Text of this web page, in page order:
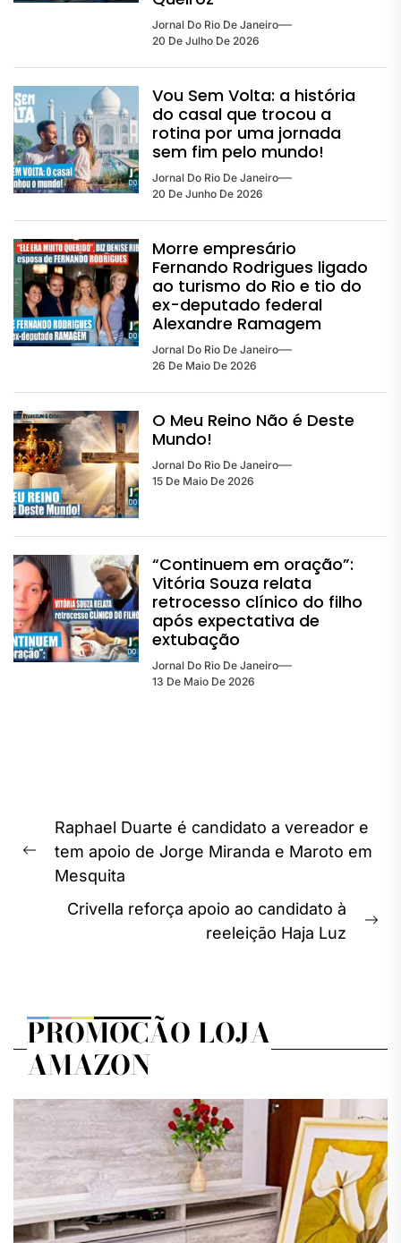
Jornal Do Rio De Janeiro
20 De Julho De 2026
Vou Sem Volta: a história
do casal que trocou a
rotina por uma jornada
sem fim pelo mundo!
Jornal Do Rio De Janeiro
20 De Junho De 2026
Morre empresário
Fernando Rodrigues ligado
ao turismo do Rio e tio do
ex-deputado federal
Alexandre Ramagem
Jornal Do Rio De Janeiro
26 De Maio De 2026
O Meu Reino Não é Deste
Mundo!
Jornal Do Rio De Janeiro
15 De Maio De 2026
“Continuem em oração”:
Vitória Souza relata
retrocesso clínico do filho
após expectativa de
extubação
Jornal Do Rio De Janeiro
13 De Maio De 2026
Navegação
de
Post
Previous
post:
Raphael Duarte é candidato a vereador e
tem apoio de Jorge Miranda e Maroto em
Mesquita
Crivella reforça apoio ao candidato à
reeleição Haja Luz
PROMOÇÃO LOJA
AMAZON